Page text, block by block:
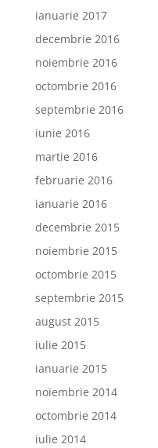
ianuarie 2017
decembrie 2016
noiembrie 2016
octombrie 2016
septembrie 2016
iunie 2016
martie 2016
februarie 2016
ianuarie 2016
decembrie 2015
noiembrie 2015
octombrie 2015
septembrie 2015
august 2015
iulie 2015
ianuarie 2015
noiembrie 2014
octombrie 2014
iulie 2014